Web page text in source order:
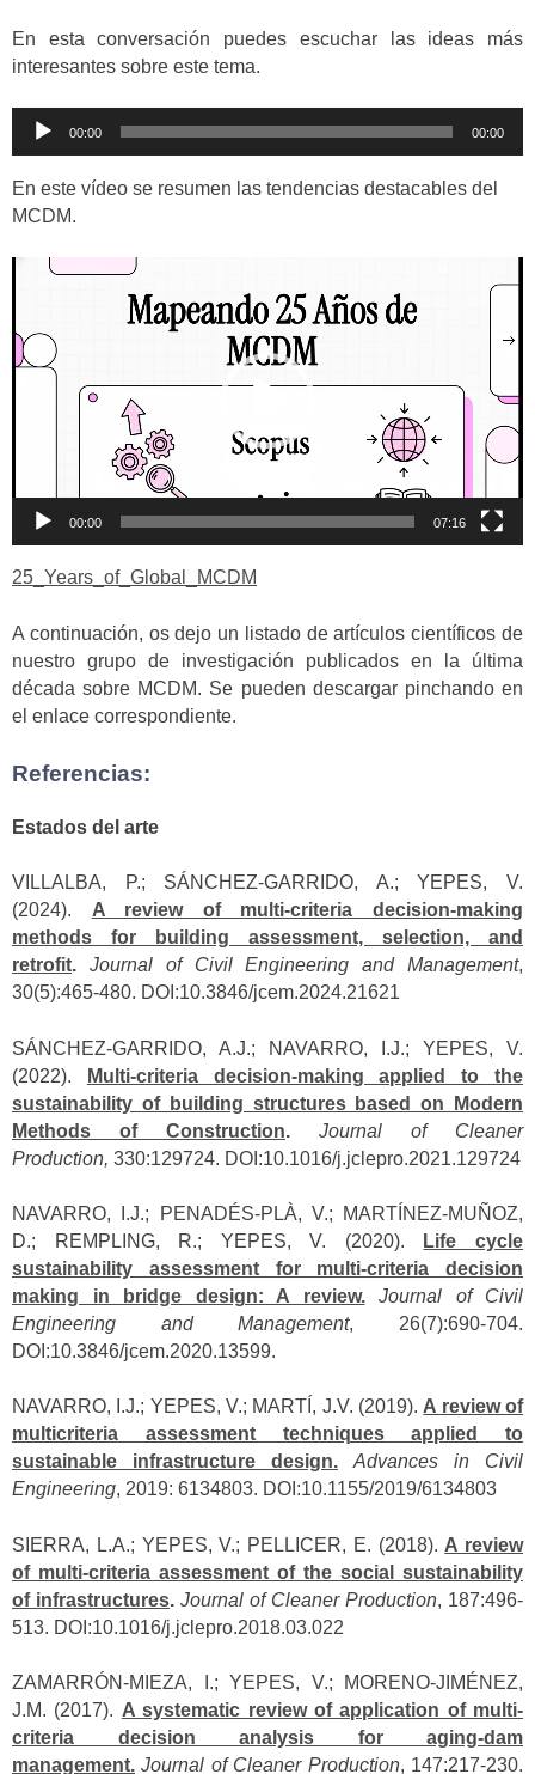
En esta conversación puedes escuchar las ideas más
interesantes sobre este tema.
Reproductor
00:00 00:00
En este vídeo se resumen las tendencias destacables del
MCDM.
Reproductor
00:00 07:16
25_Years_of_Global_MCDM
A continuación, os dejo un listado de artículos científicos de
nuestro grupo de investigación publicados en la última
década sobre MCDM. Se pueden descargar pinchando en
el enlace correspondiente.
Referencias:
Estados del arte
VILLALBA, P.; SÁNCHEZ-GARRIDO, A.; YEPES, V.
(2024). A review of multi-criteria decision-making
methods for building assessment, selection, and
retrofit. Journal of Civil Engineering and Management,
30(5):465-480. DOI:10.3846/jcem.2024.21621
SÁNCHEZ-GARRIDO, A.J.; NAVARRO, I.J.; YEPES, V.
(2022).
Multi-criteria decision-making applied to the
sustainability of building structures based on Modern
Methods of Construction.
Journal of Cleaner
Production, 330:129724. DOI:10.1016/j.jclepro.2021.129724
NAVARRO, I.J.; PENADÉS-PLÀ, V.; MARTÍNEZ-MUÑOZ,
D.; REMPLING, R.; YEPES, V. (2020).
Life cycle
sustainability assessment for multi-criteria decision
making in bridge design: A review.
Journal of Civil
Engineering and Management, 26(7):690-704.
DOI:10.3846/jcem.2020.13599.
NAVARRO, I.J.; YEPES, V.; MARTÍ, J.V. (2019). A review of
multicriteria assessment techniques applied to
sustainable infrastructure design.
Advances in Civil
Engineering, 2019: 6134803. DOI:10.1155/2019/6134803
SIERRA, L.A.; YEPES, V.; PELLICER, E. (2018). A review
of multi-criteria assessment of the social sustainability
of infrastructures. Journal of Cleaner Production, 187:496-
513. DOI:10.1016/j.jclepro.2018.03.022
ZAMARRÓN-MIEZA, I.; YEPES, V.; MORENO-JIMÉNEZ,
J.M. (2017). A systematic review of application of multi-
criteria decision analysis for aging-dam
management. Journal of Cleaner Production, 147:217-230.